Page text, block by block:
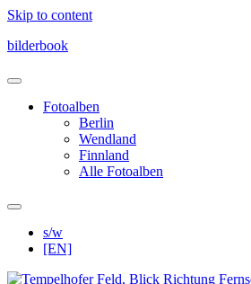
Skip to content
bilderbook
Fotoalben
Berlin
Wendland
Finnland
Alle Fotoalben
s/w
[EN]